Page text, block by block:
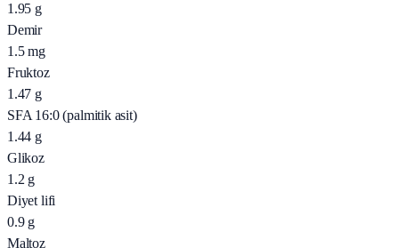
1.95 g
Demir
1.5 mg
Fruktoz
1.47 g
SFA 16:0 (palmitik asit)
1.44 g
Glikoz
1.2 g
Diyet lifi
0.9 g
Maltoz